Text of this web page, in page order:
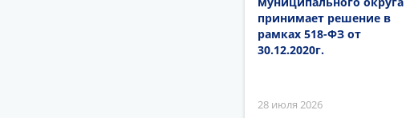
принимает решение в
рамках 518-ФЗ от
30.12.2020г.
28 июля 2026